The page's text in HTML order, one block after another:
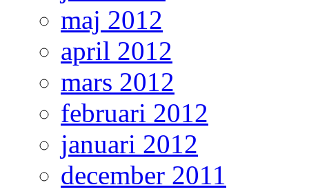
maj 2012
april 2012
mars 2012
februari 2012
januari 2012
december 2011